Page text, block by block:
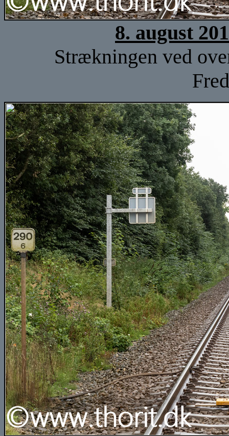
8. august
Strækningen ved